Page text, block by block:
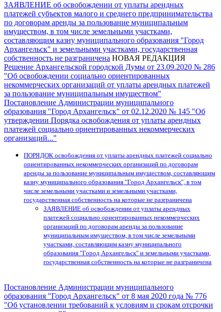
ЗАЯВЛЕНИЕ об освобождении от уплаты арендных
платежей субъектов малого и среднего предпринимательства
по договорам аренды за пользование муниципальным
имуществом, в том числе земельными участками,
составляющим казну муниципального образования "Город
Архангельск" и земельными участками, государственная
собственность не разграничена НОВАЯ РЕДАКЦИЯ
Решение Архангельской городской Думы от 23.09.2020 № 286
"Об освобождении социально ориентированных
некоммерческих организаций от уплаты арендных платежей
за пользование муниципальным имуществом"
Постановление Администрации муниципального
образования "Город Архангельск" от 02.12.2020 № 145 "Об
утверждении Порядка освобождения от уплаты арендных
платежей социально ориентированных некоммерческих
организаций..."
ПОРЯДОК освобождения от уплаты арендных платежей социально
ориентированных некоммерческих организаций по договорам
аренды за пользование муниципальным имуществом, составляющим
казну муниципального образования "Город Архангельск", в том
числе земельными участками и земельными участками,
государственная собственность на которые не разграничена
ЗАЯВЛЕНИЕ об освобождении от уплаты арендных
платежей социально ориентированных некоммерческих
организаций по договорам аренды за пользование
муниципальным имуществом, в том числе земельными
участками, составляющим казну муниципального
образования "Город Архангельск" и земельными участками,
государственная собственность на которые не разграничена
Постановление Администрации муниципального
образования "Город Архангельск" от 8 мая 2020 года № 776
"Об установлении требований к условиям и срокам отсрочки